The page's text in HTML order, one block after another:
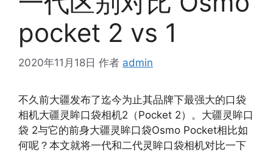
pocket 2 vs 1
2020年11月18日 作者 admin
不久前大疆发布了迄今为止其品牌下最强大的口袋
相机大疆灵眸口袋相机2（Pocket 2）。大疆灵眸口
袋 2与它的前身大疆灵眸口袋Osmo Pocket相比如
何呢？本文就将一代和二代灵眸口袋相机对比一下